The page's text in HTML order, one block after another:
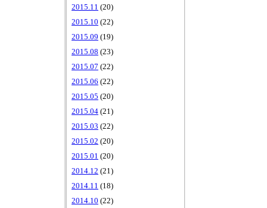
2015.11 (20)
2015.10 (22)
2015.09 (19)
2015.08 (23)
2015.07 (22)
2015.06 (22)
2015.05 (20)
2015.04 (21)
2015.03 (22)
2015.02 (20)
2015.01 (20)
2014.12 (21)
2014.11 (18)
2014.10 (22)